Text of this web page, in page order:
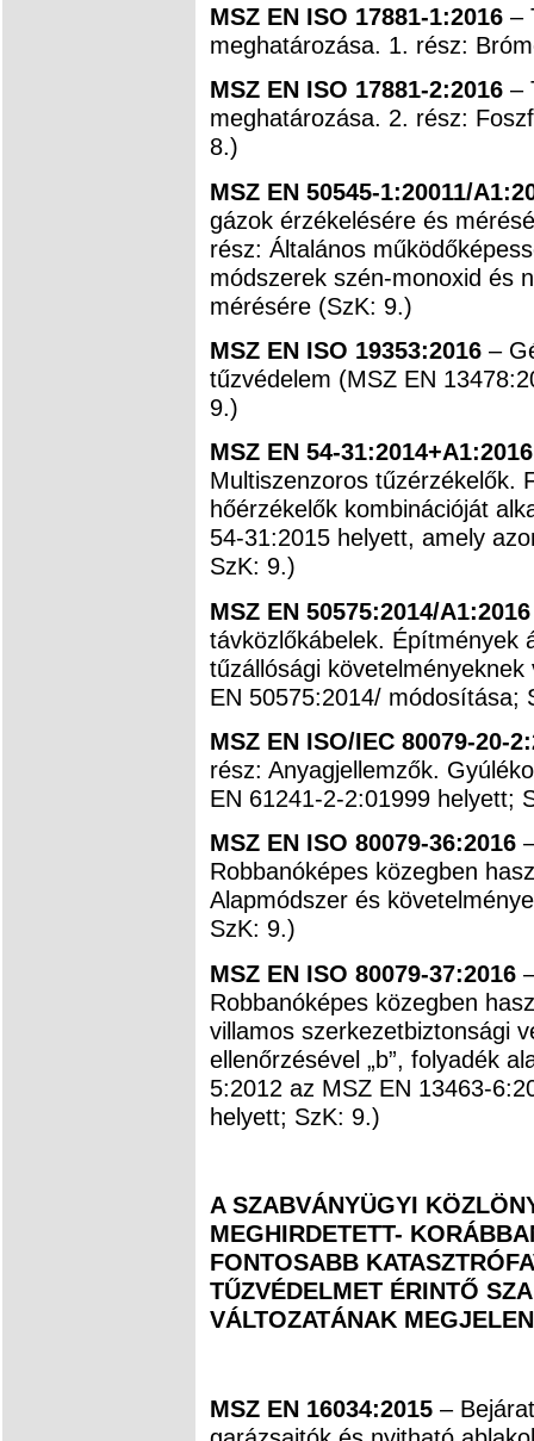
MSZ EN ISO 17881-1:2016–
meghatározása. 1. rész:
MSZ EN ISO 17881-2:2016–
meghatározása. 2. rész:
8.)
MSZ EN 50545-1:20011/
gázok érzékelésére és
rész: Általános
módszerek szén-monoxid és
mérésére (SzK: 9.)
MSZ EN ISO 19353:2016 –
tűzvédelem (MSZ EN
9.)
MSZ EN 54-
Multiszenzoros tűzérzékelők.
hőérzékelők kombinációját
54-31:2015 helyett, amely
SzK: 9.)
MSZ EN 50575:2014/
távközlőkábelek. Építmények
tűzállósági
EN 50575:2014/ módosítása;
MSZ EN ISO/IEC 80079-20-
rész: Anyagjellemzők.
EN 61241-2-2:01999 helyett;
MSZ EN ISO 80079-36:2016–
Robbanóképes közegben
Alapmódszer és
SzK: 9.)
MSZ EN ISO 80079-37:2016–
Robbanóképes közegben
villamos szerkezetbiztonsági
ellenőrzésével „b”, folyadék
5:2012 az MSZ EN 13463-
helyett; SzK: 9.)
A SZABVÁNYÜGYI
MEGHIRDETETT-
FONTOSABB
TŰZVÉDELMET ÉRINTŐ
VÁLTOZATÁNAK
MSZ EN 16034:2015–